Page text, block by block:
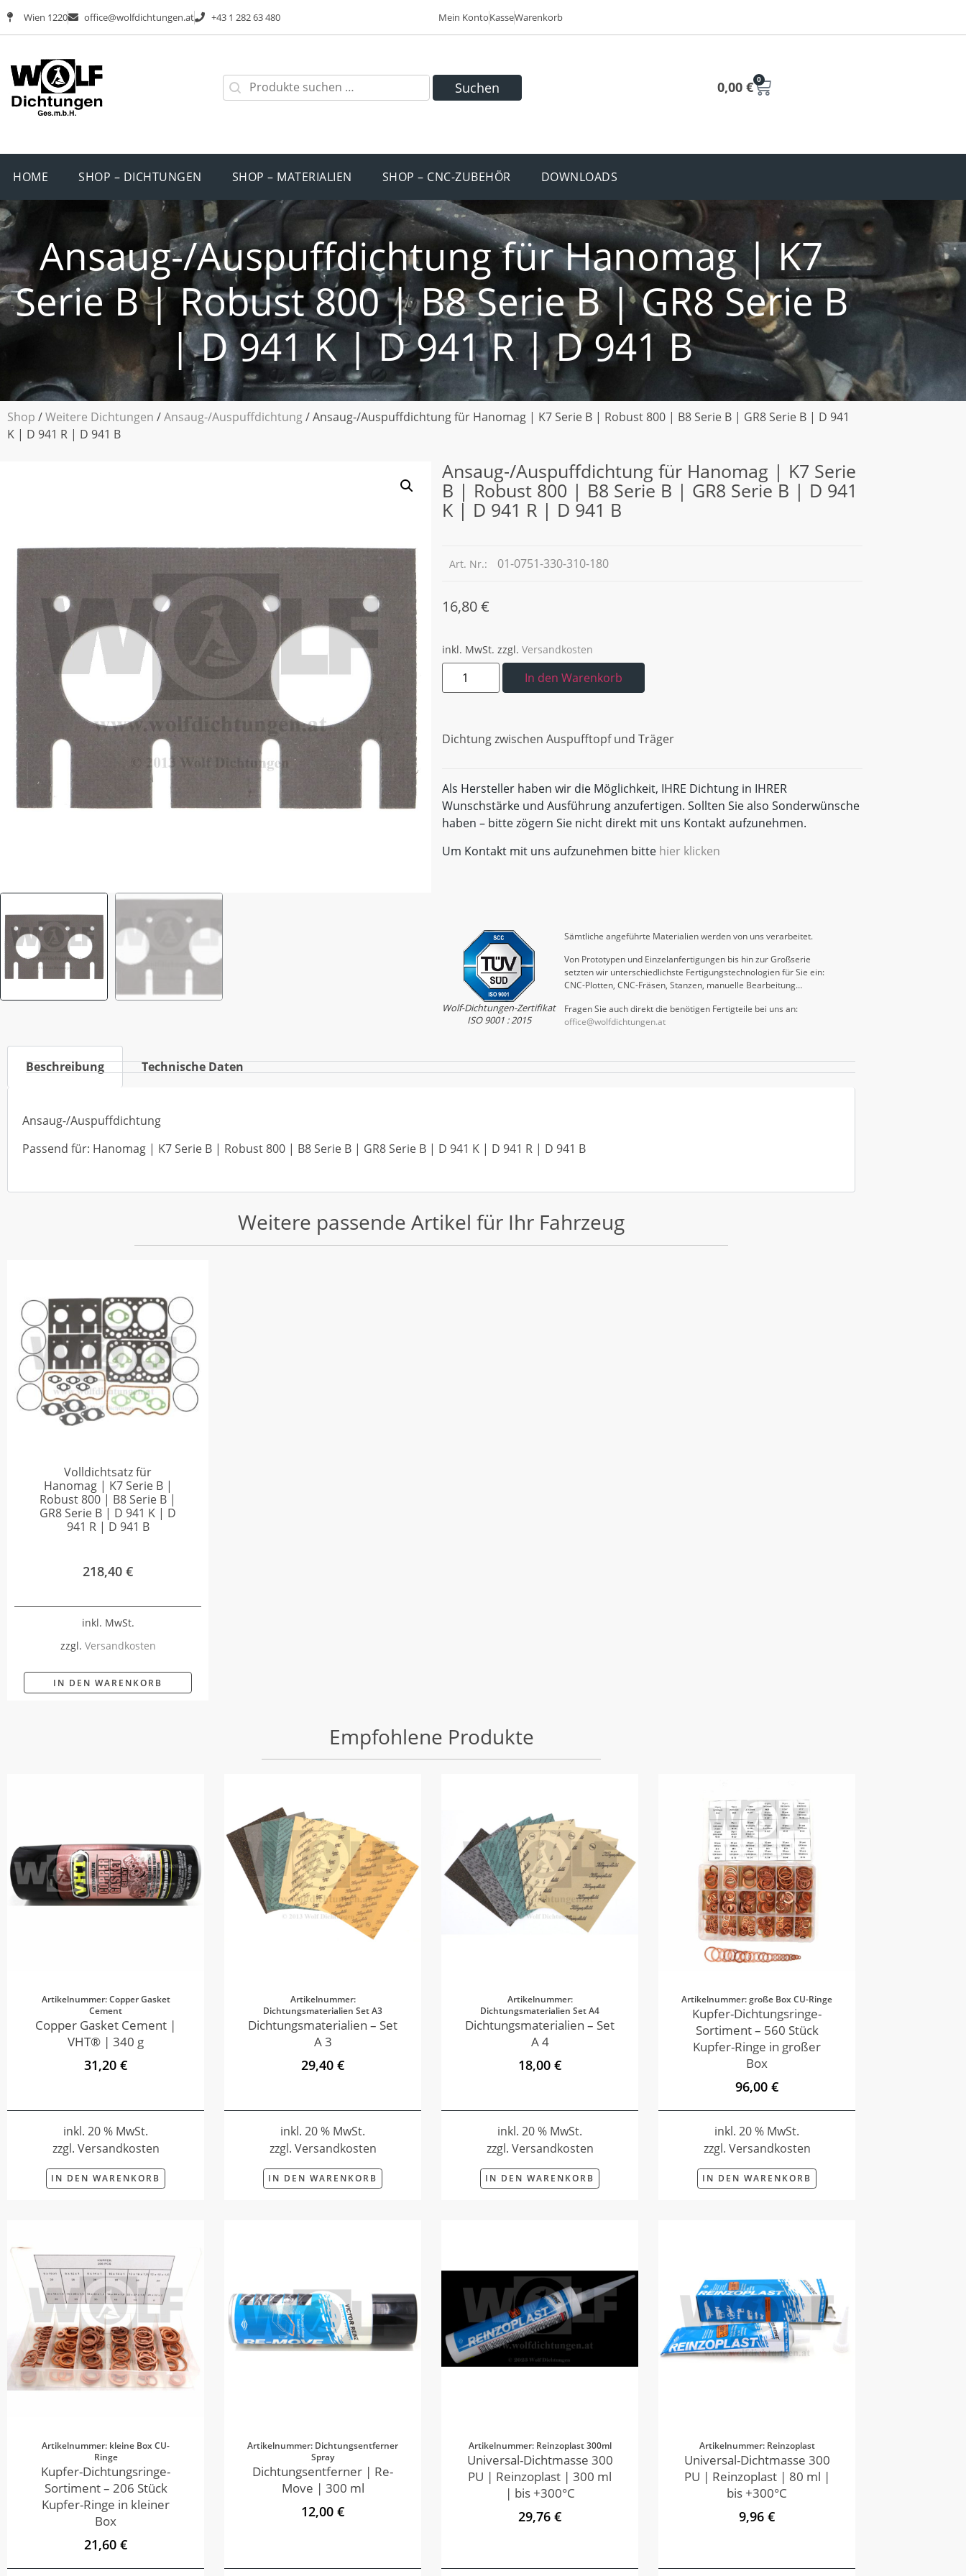
Wien 1220 office@wolfdichtungen.at +43 1 282 63 480 Mein KontoKasseWarenkorb
Suchen 0,00 € 0
HOME SHOP – DICHTUNGEN SHOP – MATERIALIEN SHOP – CNC-ZUBEHÖR DOWNLOADS
Ansaug-/Auspuffdichtung für Hanomag | K7
Serie B | Robust 800 | B8 Serie B | GR8 Serie B
| D 941 K | D 941 R | D 941 B
Shop /Weitere Dichtungen /Ansaug-/Auspuffdichtung/ Ansaug-/Auspuffdichtung für Hanomag | K7 Serie B | Robust 800 | B8 Serie B | GR8 Serie B | D 941
K | D 941 R | D 941 B
Ansaug-/Auspuffdichtung für Hanomag | K7 Serie
B | Robust 800 | B8 Serie B | GR8 Serie B | D 941
K | D 941 R | D 941 B
Art. Nr.: 01-0751-330-310-180
16,80€
inkl. MwSt. zzgl. Versandkosten
In den Warenkorb
Dichtung zwischen Auspufftopf und Träger
Als Hersteller haben wir die Möglichkeit, IHRE Dichtung in IHRER
Wunschstärke und Ausführung anzufertigen. Sollten Sie also Sonderwünsche
haben – bitte zögern Sie nicht direkt mit uns Kontakt aufzunehmen.
Um Kontakt mit uns aufzunehmen bitte hier klicken
Wolf-Dichtungen-Zertifikat
ISO 9001 : 2015
Sämtliche angeführte Materialien werden von uns verarbeitet.
Von Prototypen und Einzelanfertigungen bis hin zur Großserie
setzten wir unterschiedlichste Fertigungstechnologien für Sie ein:
CNC-Plotten, CNC-Fräsen, Stanzen, manuelle Bearbeitung…
Fragen Sie auch direkt die benötigen Fertigteile bei uns an:
office@wolfdichtungen.at
Beschreibung Technische Daten
Ansaug-/Auspuffdichtung
Passend für: Hanomag | K7 Serie B | Robust 800 | B8 Serie B | GR8 Serie B | D 941 K | D 941 R | D 941 B
Weitere passende Artikel für Ihr Fahrzeug
Volldichtsatz für
Hanomag | K7 Serie B |
Robust 800 | B8 Serie B |
GR8 Serie B | D 941 K | D
941 R | D 941 B
218,40 €
inkl. MwSt.
zzgl. Versandkosten
IN DEN WARENKORB
Empfohlene Produkte
Artikelnummer: Copper Gasket
Cement
Copper Gasket Cement |
VHT® | 340 g
31,20 €
inkl. 20 % MwSt.
zzgl. Versandkosten
IN DEN WARENKORB
Artikelnummer:
Dichtungsmaterialien Set A3
Dichtungsmaterialien – Set
A 3
29,40 €
inkl. 20 % MwSt.
zzgl. Versandkosten
IN DEN WARENKORB
Artikelnummer:
Dichtungsmaterialien Set A4
Dichtungsmaterialien – Set
A 4
18,00 €
inkl. 20 % MwSt.
zzgl. Versandkosten
IN DEN WARENKORB
Artikelnummer: große Box CU-Ringe
Kupfer-Dichtungsringe-
Sortiment – 560 Stück
Kupfer-Ringe in großer
Box
96,00 €
inkl. 20 % MwSt.
zzgl. Versandkosten
IN DEN WARENKORB
Artikelnummer: kleine Box CU-
Ringe
Kupfer-Dichtungsringe-
Sortiment – 206 Stück
Kupfer-Ringe in kleiner
Box
21,60 €
Artikelnummer: Dichtungsentferner
Spray
Dichtungsentferner | Re-
Move | 300 ml
12,00 €
Artikelnummer: Reinzoplast 300ml
Universal-Dichtmasse 300
PU | Reinzoplast | 300 ml
| bis +300°C
29,76 €
Artikelnummer: Reinzoplast
Universal-Dichtmasse 300
PU | Reinzoplast | 80 ml |
bis +300°C
9,96 €